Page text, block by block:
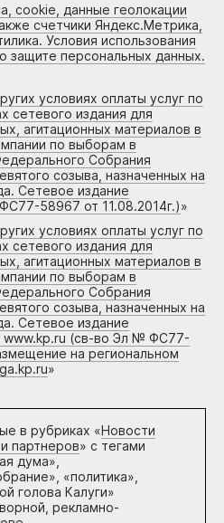
cookie, данные геолокации
счетчики Яндекс.Метрика,
Условия использования
защите персональных данных.
условиях оплаты услуг по
сетевого издания для
агитационных материалов в
по выборам в
Собрания
созыва, назначенных на
Сетевое издание
58967 от 11.08.2014г.)»
условиях оплаты услуг по
сетевого издания для
агитационных материалов в
по выборам в
Собрания
созыва, назначенных на
Сетевое издание
www.kp.ru (св-во Эл № ФС77-
на региональном
»
в рубриках «Новости
партнеров» с тегами
дума»,
«политика»,
голова Калуги»
рекламно-